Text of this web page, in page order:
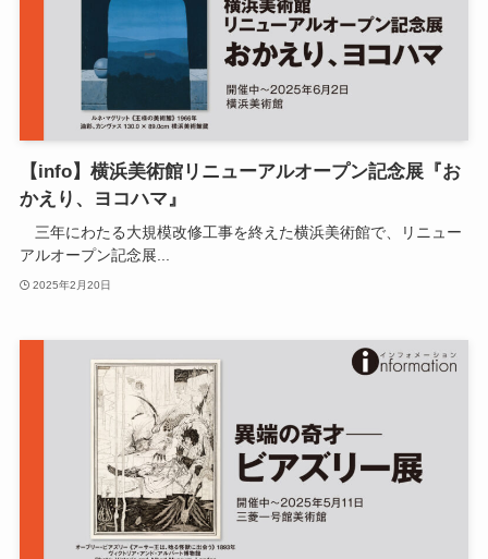
【info】横浜美術館リニューアルオープン記念展『お
かえり、ヨコハマ』
三年にわたる大規模改修工事を終えた横浜美術館で、リニュー
アルオープン記念展...
2025年2月20日